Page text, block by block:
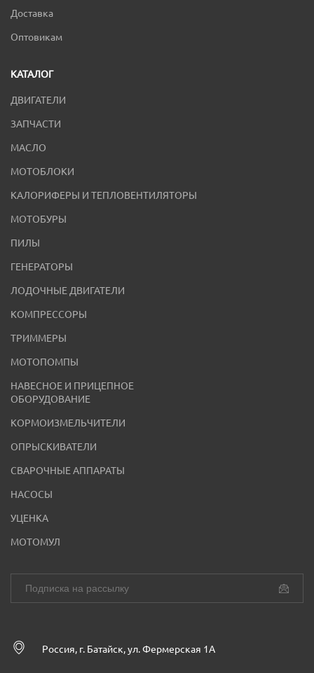
Доставка
Оптовикам
КАТАЛОГ
ДВИГАТЕЛИ
ЗАПЧАСТИ
МАСЛО
МОТОБЛОКИ
КАЛОРИФЕРЫ И ТЕПЛОВЕНТИЛЯТОРЫ
МОТОБУРЫ
ПИЛЫ
ГЕНЕРАТОРЫ
ЛОДОЧНЫЕ ДВИГАТЕЛИ
КОМПРЕССОРЫ
ТРИММЕРЫ
МОТОПОМПЫ
НАВЕСНОЕ И ПРИЦЕПНОЕ
ОБОРУДОВАНИЕ
КОРМОИЗМЕЛЬЧИТЕЛИ
ОПРЫСКИВАТЕЛИ
СВАРОЧНЫЕ АППАРАТЫ
НАСОСЫ
УЦЕНКА
МОТОМУЛ
Россия, г. Батайск, ул. Фермерская 1А